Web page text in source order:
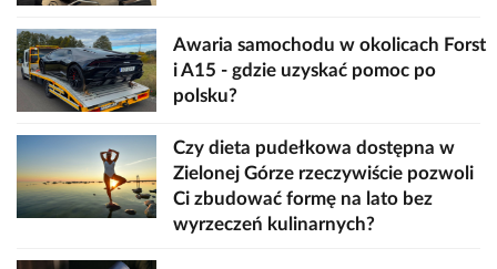
Awaria samochodu w okolicach Forst
i A15 - gdzie uzyskać pomoc po
polsku?
Czy dieta pudełkowa dostępna w
Zielonej Górze rzeczywiście pozwoli
Ci zbudować formę na lato bez
wyrzeczeń kulinarnych?